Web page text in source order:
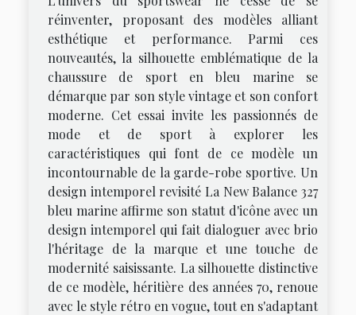
réinventer, proposant des modèles alliant
esthétique et performance. Parmi ces
nouveautés, la silhouette emblématique de la
chaussure de sport en bleu marine se
démarque par son style vintage et son confort
moderne. Cet essai invite les passionnés de
mode et de sport à explorer les
caractéristiques qui font de ce modèle un
incontournable de la garde-robe sportive. Un
design intemporel revisité La New Balance 327
bleu marine affirme son statut d'icône avec un
design intemporel qui fait dialoguer avec brio
l'héritage de la marque et une touche de
modernité saisissante. La silhouette distinctive
de ce modèle, héritière des années 70, renoue
avec le style rétro en vogue, tout en s'adaptant